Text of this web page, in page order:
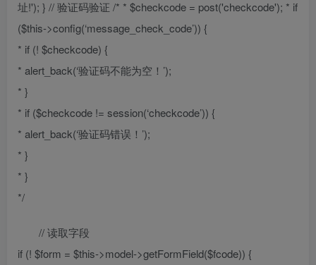
址!'); } // 验证码验证 /* * $checkcode = post('checkcode'); * if
($this->config(‘message_check_code’)) {
* if (! $checkcode) {
* alert_back(‘验证码不能为空！’);
* }
* if ($checkcode != session(‘checkcode’)) {
* alert_back(‘验证码错误！’);
* }
* }
*/
// 读取字段
if (! $form = $this->model->getFormField($fcode)) {